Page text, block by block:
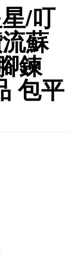
/叮
蘇
鍊
包平